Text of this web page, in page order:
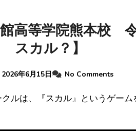
館高等学院熊本校
スカル？】
2026年6月15日 No Comments
クルは、『スカル』というゲー